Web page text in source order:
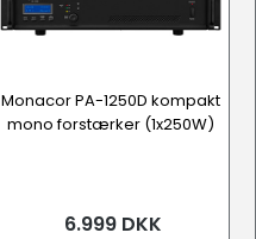
Monacor PA-1250D kompakt
mono forstærker (1x250W)
6.999 DKK